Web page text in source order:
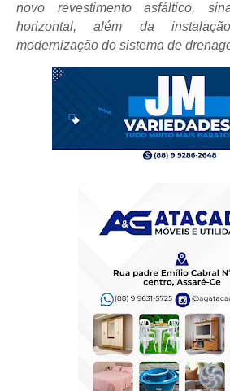
novo revestimento asfáltico,
horizontal, além da
modernização do sistema de